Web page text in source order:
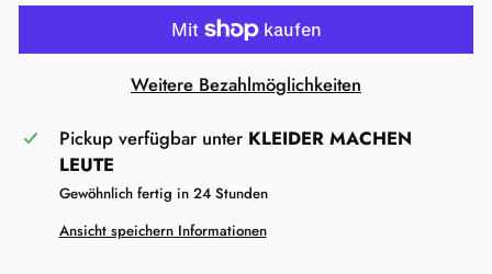
Weitere Bezahlmöglichkeiten
Pickup verfügbar unter KLEIDER MACHEN
LEUTE
Gewöhnlich fertig in 24 Stunden
Ansicht speichern Informationen